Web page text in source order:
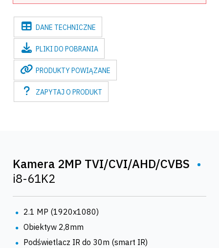
DANE TECHNICZNE
PLIKI DO POBRANIA
PRODUKTY POWIĄZANE
ZAPYTAJO PRODUKT
Kamera 2MP TVI/CVI/AHD/CVBS •
i8-61K2
2.1 MP (1920x1080)
Obiektyw 2,8mm
Podświetlacz IR do 30m (smart IR)